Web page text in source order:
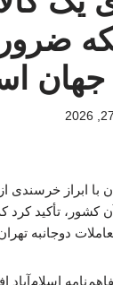
جهان
با ابراز
کشور، تأکید کرد
دوجانبه